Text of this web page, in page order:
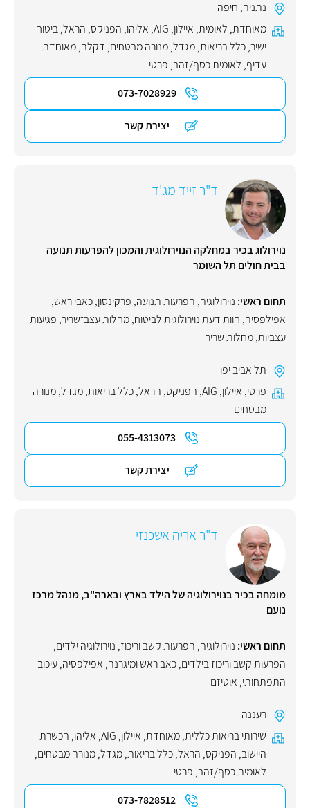
נתניה, חיפה
מאוחדת, לאומית, איילון,
AIG
, אליהו, הפניקס, הראל,ביטוח
ישיר,כלל בריאות,מגדל,מנורה מבטחים, דקלה,מאוחדת
עדיף, לאומית כסף/זהב, פרטי
073-7028929
יצירת קשר
ד"ר זייד מג'ד
נוירולוג בכיר במחלקה הנוירולוגית והמכון להפרעות תנועה
בבית חולים תל השומר
תחום ראשי: נוירולוגיה, הפרעות תנועה, פרקינסון,כאבי ראש,
אפילפסיה, חוות דעת נוירולוגית לביטוח,מחלות עצב־שריר, פגיעות
עצביות,מחלות שריר
תל אביב יפו
פרטי, איילון,
AIG
, הפניקס, הראל,כלל בריאות,מגדל,מנורה
מבטחים
055-4313073
יצירת קשר
ד"ר אריה אשכנזי
מומחה בכיר בנוירולוגיה של הילד בארץ ובארה"ב, מנהל מרכז
נועם
תחום ראשי: נוירולוגיה, הפרעות קשב וריכוז, נוירולוגיה ילדים,
הפרעות קשב וריכוז בילדים,כאב ראש ומיגרנה, אפילפסיה,עיכוב
התפתחותי, אוטיזם
רעננה
שירותי בריאות כללית,מאוחדת, איילון,
AIG
, אליהו, הכשרת
היישוב, הפניקס, הראל,כלל בריאות,מגדל,מנורה מבטחים,
לאומית כסף/זהב, פרטי
073-7828512